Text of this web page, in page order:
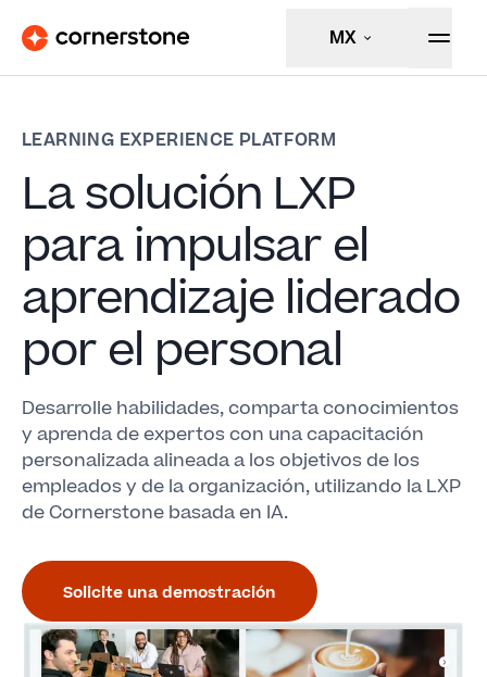
MX
LEARNING EXPERIENCE PLATFORM
La solución LXP
para impulsar el
aprendizaje liderado
por el personal
Desarrolle habilidades, comparta conocimientos
y aprenda de expertos con una capacitación
personalizada alineada a los objetivos de los
empleados y de la organización, utilizando la LXP
de Cornerstone basada en IA.
Solicite una demostración